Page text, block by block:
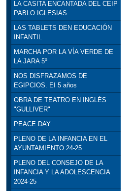
LA CASITA ENCANTADA DEL CEIP
PABLO IGLESIAS
LAS TABLETS DEN EDUCACIÓN
INFANTIL
MARCHA POR LA VÍA VERDE DE
LA JARA 5º
NOS DISFRAZAMOS DE
EGIPCIOS. EI 5 años
OBRA DE TEATRO EN INGLÉS
"GULLIVER"
PEACE DAY
PLENO DE LA INFANCIA EN EL
AYUNTAMIENTO 24-25
PLENO DEL CONSEJO DE LA
INFANCIA Y LA ADOLESCENCIA
2024-25